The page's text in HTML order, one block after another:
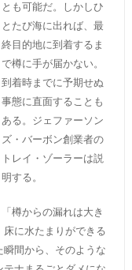
とも可能だ。しかしひ
とたび海に出れば、最
終目的地に到着するま
で樽に手が届かない。
到着時までに予期せぬ
事態に直面することも
ある。ジェファーソン
ズ・バーボン創業者の
トレイ・ゾーラーは説
明する。
「樽からの漏れは大き
に水たまりができる
間から、そのような